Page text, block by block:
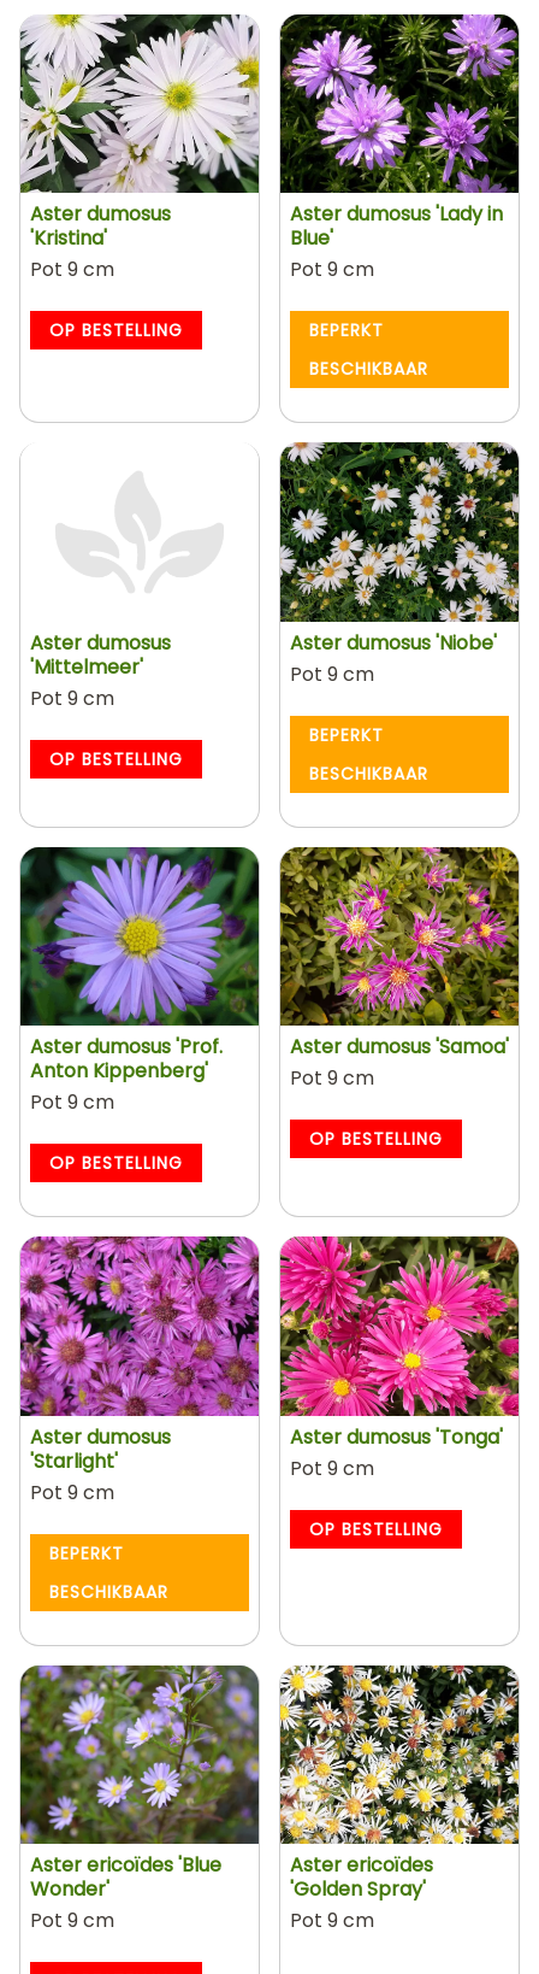
Aster dumosus
'Kristina'
Pot 9 cm
OP BESTELLING
Aster dumosus 'Lady in
Blue'
Pot 9 cm
BEPERKT
BESCHIKBAAR
Aster dumosus
'Mittelmeer'
Pot 9 cm
OP BESTELLING
Aster dumosus 'Niobe'
Pot 9 cm
BEPERKT
BESCHIKBAAR
Aster dumosus 'Prof.
Anton Kippenberg'
Pot 9 cm
OP BESTELLING
Aster dumosus 'Samoa'
Pot 9 cm
OP BESTELLING
Aster dumosus
'Starlight'
Pot 9 cm
BEPERKT
BESCHIKBAAR
Aster dumosus 'Tonga'
Pot 9 cm
OP BESTELLING
Aster ericoïdes 'Blue
Wonder'
Pot 9 cm
Aster ericoïdes
'Golden Spray'
Pot 9 cm